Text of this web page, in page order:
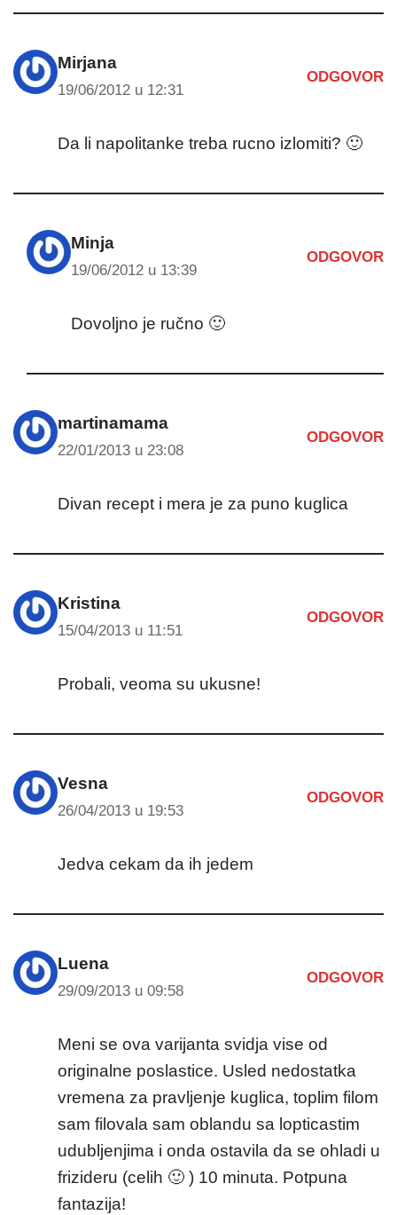
Mirjana
19/06/2012 u 12:31
ODGOVOR
Da li napolitanke treba rucno izlomiti? 🙂
Minja
19/06/2012 u 13:39
ODGOVOR
Dovoljno je ručno 🙂
martinamama
22/01/2013 u 23:08
ODGOVOR
Divan recept i mera je za puno kuglica
Kristina
15/04/2013 u 11:51
ODGOVOR
Probali, veoma su ukusne!
Vesna
26/04/2013 u 19:53
ODGOVOR
Jedva cekam da ih jedem
Luena
29/09/2013 u 09:58
ODGOVOR
Meni se ova varijanta svidja vise od
originalne poslastice. Usled nedostatka
vremena za pravljenje kuglica, toplim filom
sam filovala sam oblandu sa lopticastim
udubljenjima i onda ostavila da se ohladi u
frizideru (celih 🙂 ) 10 minuta. Potpuna
fantazija!